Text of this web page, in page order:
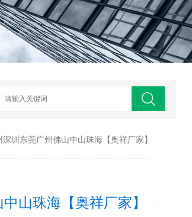
圳东莞广州佛山中山珠海【奥祥厂家】
山珠海【奥祥厂家】